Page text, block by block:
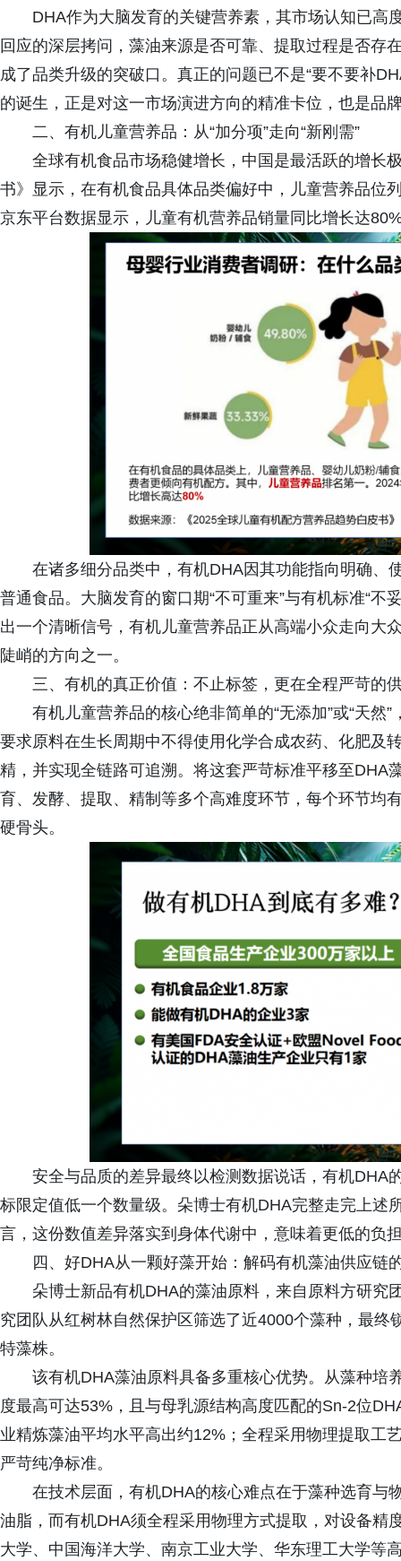
DHA作为大脑发育的关键营养素，其市场认知已高
回应的深层拷问，藻油来源是否可靠、提取过程是否存
成了品类升级的突破口。真正的问题已不是“要不要补
的诞生，正是对这一市场演进方向的精准卡位，也是品
二、有机儿童营养品：从“加分项”走向“新刚需”
全球有机食品市场稳健增长，中国是最活跃的增长
书》显示，在有机食品具体品类偏好中，儿童营养品位
京东平台数据显示，儿童有机营养品销量同比增长达
在诸多细分品类中，有机DHA因其功能指向明确、
普通食品。大脑发育的窗口期“不可重来”与有机标准“
出一个清晰信号，有机儿童营养品正从高端小众走向大
陡峭的方向之一。
三、有机的真正价值：不止标签，更在全程严苛的
有机儿童营养品的核心绝非简单的“无添加”或“天
要求原料在生长周期中不得使用化学合成农药、化肥及
精，并实现全链路可追溯。将这套严苛标准平移至DHA
育、发酵、提取、精制等多个高难度环节，每个环节均
硬骨头。
安全与品质的差异最终以检测数据说话，有机DHA
标限定值低一个数量级。朵博士有机DHA完整走完上述
言，这份数值差异落实到身体代谢中，意味着更低的负
四、好DHA从一颗好藻开始：解码有机藻油供应链
朵博士新品有机DHA的藻油原料，来自原料方研究
究团队从红树林自然保护区筛选了近4000个藻种，最
特藻株。
该有机DHA藻油原料具备多重核心优势。从藻种培
度最高可达53%，且与母乳源结构高度匹配的Sn-2位
业精炼藻油平均水平高出约12%；全程采用物理提取工
严苛纯净标准。
在技术层面，有机DHA的核心难点在于藻种选育与
油脂，而有机DHA须全程采用物理方式提取，对设备精
大学、中国海洋大学、南京工业大学、华东理工大学等